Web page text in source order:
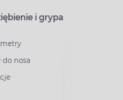
i grypa
do nosa